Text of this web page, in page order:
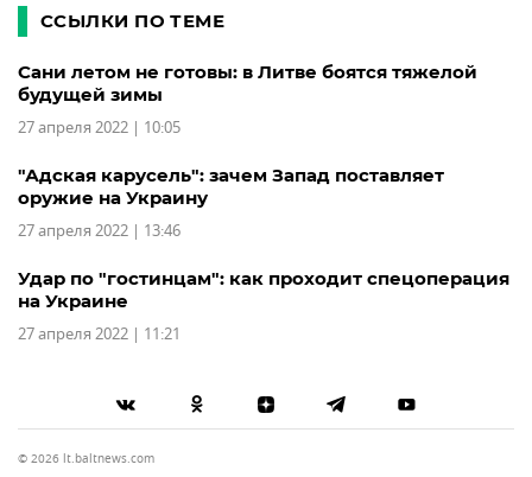
ССЫЛКИ ПО ТЕМЕ
Сани летом не готовы: в Литве боятся тяжелой
будущей зимы
27 апреля 2022 | 10:05
"Адская карусель": зачем Запад поставляет
оружие на Украину
27 апреля 2022 | 13:46
Удар по "гостинцам": как проходит спецоперация
на Украине
27 апреля 2022 | 11:21
© 2026 lt.baltnews.com